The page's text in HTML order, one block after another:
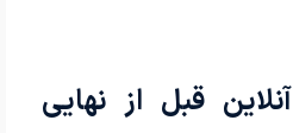
آنلاین قبل از نهایی